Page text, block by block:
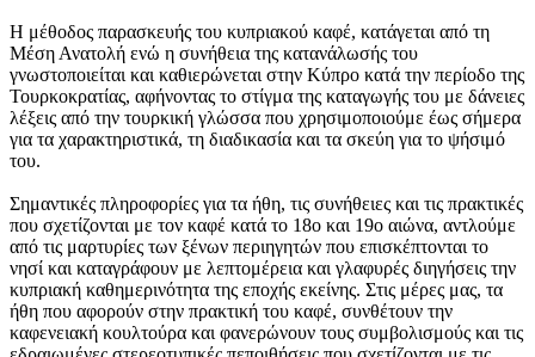
Η μέθοδος παρασκευής του κυπριακού καφέ, κατάγεται από τη
Μέση Ανατολή ενώ η συνήθεια της κατανάλωσής του
γνωστοποιείται και καθιερώνεται στην Κύπρο κατά την περίοδο της
Τουρκοκρατίας, αφήνοντας το στίγμα της καταγωγής του με δάνειες
λέξεις από την τουρκική γλώσσα που χρησιμοποιούμε έως σήμερα
για τα χαρακτηριστικά, τη διαδικασία και τα σκεύη για το ψήσιμό
του.
Σημαντικές πληροφορίες για τα ήθη, τις συνήθειες και τις πρακτικές
που σχετίζονται με τον καφέ κατά το 18ο και 19ο αιώνα, αντλούμε
από τις μαρτυρίες των ξένων περιηγητών που επισκέπτονται το
νησί και καταγράφουν με λεπτομέρεια και γλαφυρές διηγήσεις την
κυπριακή καθημερινότητα της εποχής εκείνης. Στις μέρες μας, τα
ήθη που αφορούν στην πρακτική του καφέ, συνθέτουν την
καφενειακή κουλτούρα και φανερώνουν τους συμβολισμούς και τις